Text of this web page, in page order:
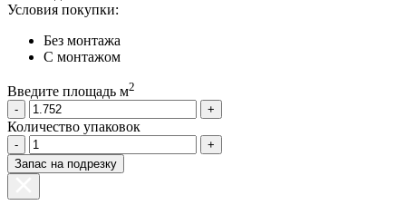
Условия покупки:
Без монтажа
С монтажом
Введите площадь м2
-
+
Количество упаковок
-
+
Запас на подрезку